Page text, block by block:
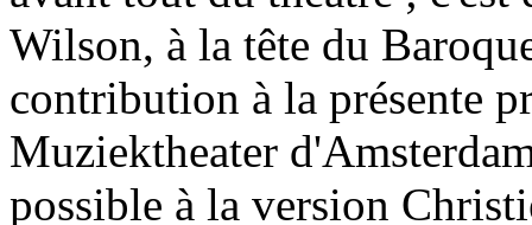
Wilson, à la tête du
contribution à la présente
Muziektheater
possible à la version